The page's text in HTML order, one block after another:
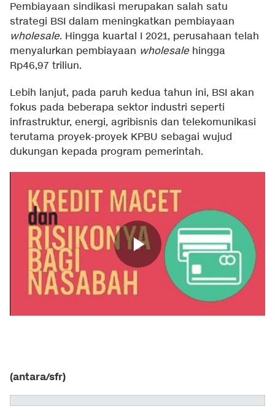
Pembiayaan sindikasi merupakan salah satu
strategi BSI dalam meningkatkan pembiayaan
wholesale. Hingga kuartal I 2021, perusahaan telah
menyalurkan pembiayaan wholesale hingga
Rp46,97 triliun.
Lebih lanjut, pada paruh kedua tahun ini, BSI akan
fokus pada beberapa sektor industri seperti
infrastruktur, energi, agribisnis dan telekomunikasi
terutama proyek-proyek KPBU sebagai wujud
dukungan kepada program pemerintah.
(antara/sfr)